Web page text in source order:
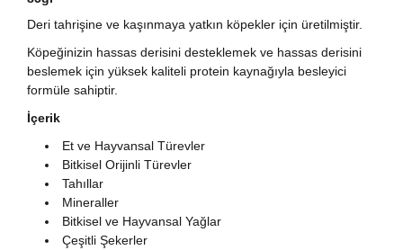
Deri tahrişine ve kaşınmaya yatkın köpekler için üretilmiştir.
Köpeğinizin hassas derisini desteklemek ve hassas derisini
beslemek için yüksek kaliteli protein kaynağıyla besleyici
formüle sahiptir.
İçerik
Et ve Hayvansal Türevler
Bitkisel Orijinli Türevler
Tahıllar
Mineraller
Bitkisel ve Hayvansal Yağlar
Çeşitli Şekerler